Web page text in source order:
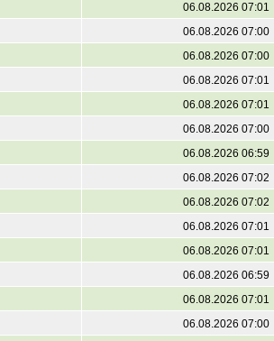
06.08.2026 07:01
06.08.2026 07:00
06.08.2026 07:00
06.08.2026 07:01
06.08.2026 07:01
06.08.2026 07:00
06.08.2026 06:59
06.08.2026 07:02
06.08.2026 07:02
06.08.2026 07:01
06.08.2026 07:01
06.08.2026 06:59
06.08.2026 07:01
06.08.2026 07:00